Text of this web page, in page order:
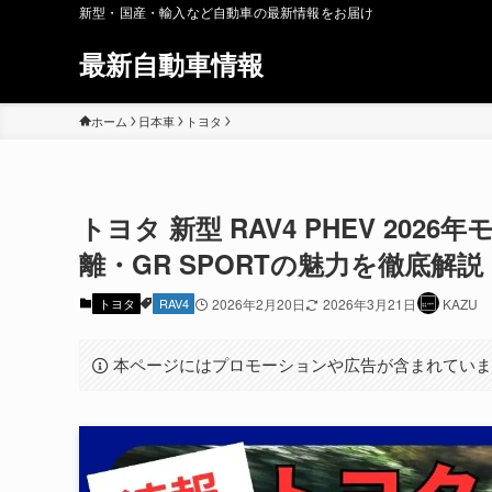
新型・国産・輸入など自動車の最新情報をお届け
最新自動車情報
ホーム 日本車 トヨタ
トヨタ 新型 RAV4 PHEV 2026
離・GR SPORTの魅力を徹底解説
トヨタ RAV4 2026年2月20日 2026年3月21日 KAZU
本ページにはプロモーションや広告が含まれてい